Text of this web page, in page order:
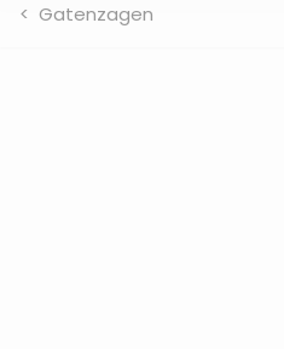
Gatenzagen